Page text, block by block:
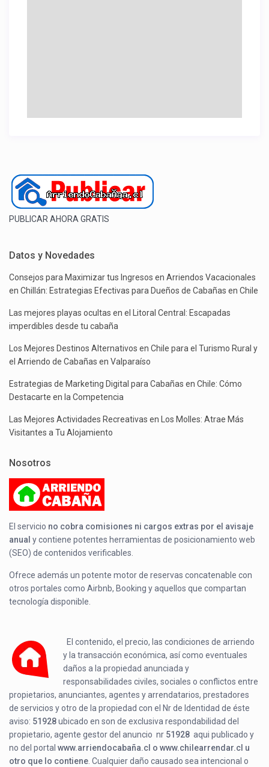
PUBLICAR AHORA GRATIS
Datos y Novedades
Consejos para Maximizar tus Ingresos en Arriendos Vacacionales
en Chillán: Estrategias Efectivas para Dueños de Cabañas en Chile
Las mejores playas ocultas en el Litoral Central: Escapadas
imperdibles desde tu cabaña
Los Mejores Destinos Alternativos en Chile para el Turismo Rural y
el Arriendo de Cabañas en Valparaíso
Estrategias de Marketing Digital para Cabañas en Chile: Cómo
Destacarte en la Competencia
Las Mejores Actividades Recreativas en Los Molles: Atrae Más
Visitantes a Tu Alojamiento
Nosotros
El servicio no cobra comisiones ni cargos extras por el avisaje
anual y contiene potentes herramientas de posicionamiento web
(SEO) de contenidos verificables.
Ofrece además un potente motor de reservas concatenable con
otros portales como Airbnb, Booking y aquellos que compartan
tecnología disponible.
El contenido, el precio, las condiciones de arriendo
y la transacción económica, así como eventuales
daños a la propiedad anunciada y
responsabilidades civiles, sociales o conflictos entre
propietarios, anunciantes, agentes y arrendatarios, prestadores
de servicios y otro de la propiedad con el Nr de Identidad de éste
aviso: 51928ubicado enson de exclusiva respondabilidad del
propietario, agente gestor del anuncio nr 51928 aqui publicado y
no del portalwww.arriendocabaña.cl o www.chilearrendar.cl u
otro que lo contiene . Cualquier daño causado sea intencional o